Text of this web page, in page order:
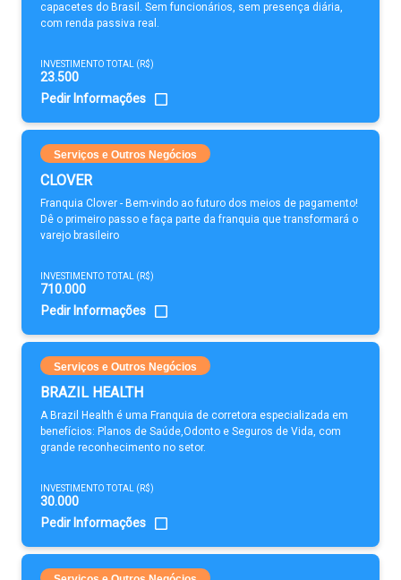
capacetes do Brasil. Sem funcionários, sem presença diária,
com renda passiva real.
INVESTIMENTO TOTAL (R$)
23.500
Pedir Informações
Serviços e Outros Negócios
CLOVER
Franquia Clover - Bem-vindo ao futuro dos meios de pagamento!
Dê o primeiro passo e faça parte da franquia que transformará o
varejo brasileiro
INVESTIMENTO TOTAL (R$)
710.000
Pedir Informações
Serviços e Outros Negócios
BRAZIL HEALTH
A Brazil Health é uma Franquia de corretora especializada em
benefícios: Planos de Saúde,Odonto e Seguros de Vida, com
grande reconhecimento no setor.
INVESTIMENTO TOTAL (R$)
30.000
Pedir Informações